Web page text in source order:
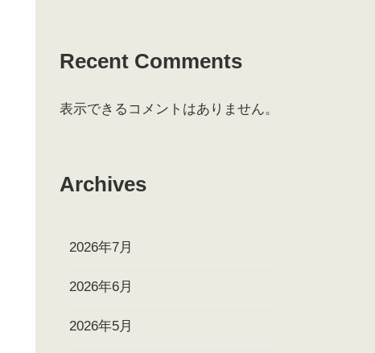
Recent Comments
表示できるコメントはありません。
Archives
2026年7月
2026年6月
2026年5月